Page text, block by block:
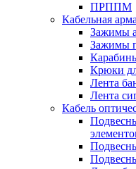
ПРППМ
Кабельная
Зажимы
Зажимы
Крюки
Лента
Лента
Кабель